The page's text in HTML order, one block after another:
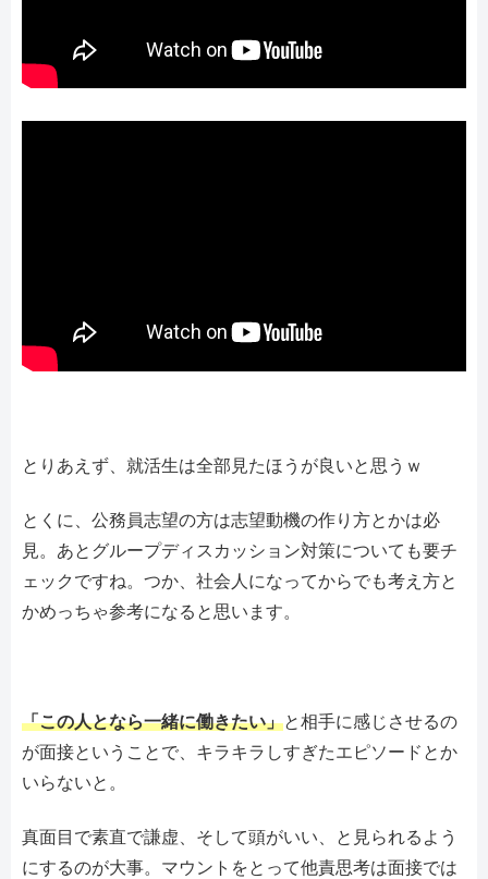
とりあえず、就活生は全部見たほうが良いと思うｗ
とくに、公務員志望の方は志望動機の作り方とかは必
見。あとグループディスカッション対策についても要チ
ェックですね。つか、社会人になってからでも考え方と
かめっちゃ参考になると思います。
「この人となら一緒に働きたい」と相手に感じさせるの
が面接ということで、キラキラしすぎたエピソードとか
いらないと。
真面目で素直で謙虚、そして頭がいい、と見られるよう
にするのが大事。マウントをとって他責思考は面接では